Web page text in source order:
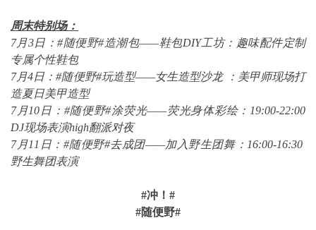
周末特别场：
7月3日：#随便野#造潮包——鞋包DIY工坊： 趣味配件定制
专属个性鞋包
7月4日：#随便野#玩造型——女生造型沙龙 ： 美甲师现场打
造夏日美甲造型
7月10 日： #随便野#涂荧光——荧光身体彩绘： 19:00-22:00
DJ现场表演high翻派对夜
7月11 日： #随便野#去成团——加入野生团舞： 16:00-16:30
野生舞团表演
#冲！ #
#随便野#